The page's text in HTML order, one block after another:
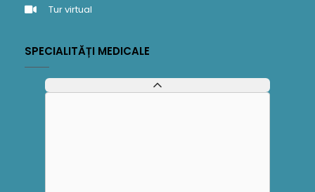
Tur virtual
SPECIALITĂȚI MEDICALE